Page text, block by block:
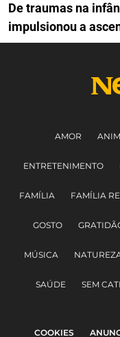
De traumas na
impulsionou a
AMOR
ENTRETENIMENTO
FAMÍLIA FAMÍLIA
GOSTO
MÚSICA
SAÚDE SEM
COOKIES